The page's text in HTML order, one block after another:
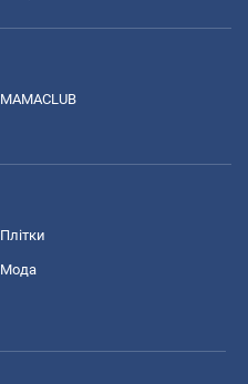
MAMACLUB
Плітки
Мода